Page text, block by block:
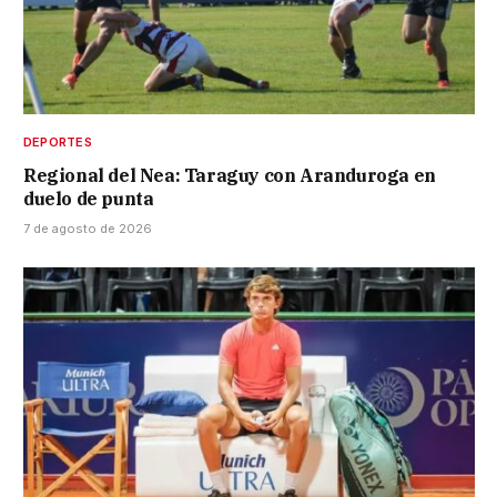
DEPORTES
Regional del Nea: Taraguy con Aranduroga en
duelo de punta
7 de agosto de 2026